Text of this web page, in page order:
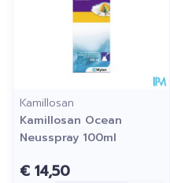
Kamillosan
Kamillosan Ocean
Neusspray 100ml
€ 14,50